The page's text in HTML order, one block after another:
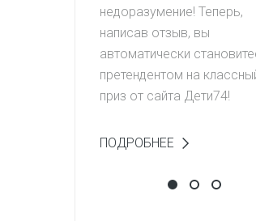
недоразумение! Теперь,
написав отзыв, вы
автоматически
претендентом на
приз от сайта Дети74!
ПОДРОБНЕЕ
НАПИШИ
Выиграй